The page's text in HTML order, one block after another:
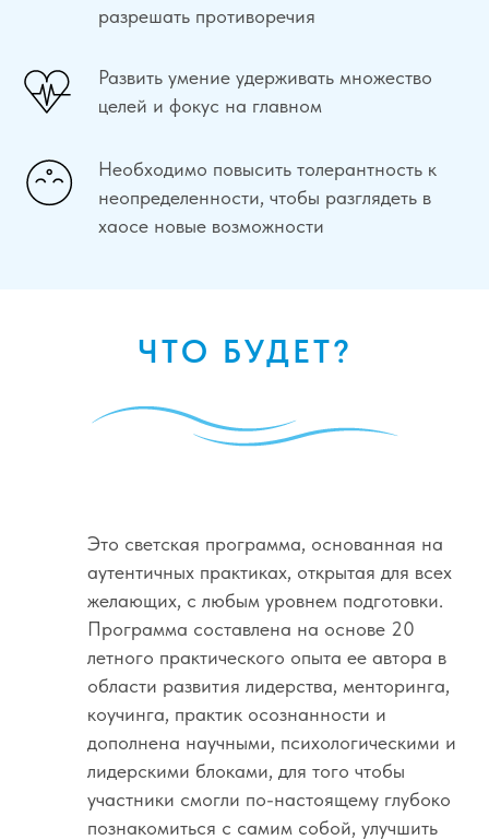
разрешать противоречия
Развить умение удерживать множество
целей и фокус на главном
Необходимо повысить толерантность к
неопределенности, чтобы разглядеть в
хаосе новые возможности
ЧТО БУДЕТ?
Это светская программа, основанная на
аутентичных практиках, открытая для всех
желающих, с любым уровнем подготовки.
Программа составлена на основе 20
летного практического опыта ее автора в
области развития лидерства, менторинга,
коучинга, практик осознанности и
дополнена научными, психологическими и
лидерскими блоками, для того чтобы
участники смогли по-настоящему глубоко
познакомиться с самим собой, улучшить